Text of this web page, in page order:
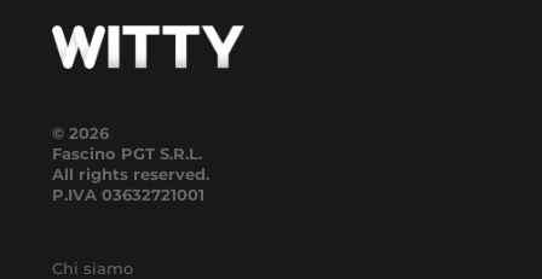
© 2026
Fascino PGT S.R.L.
All rights reserved.
P.IVA 03632721001
Chi siamo